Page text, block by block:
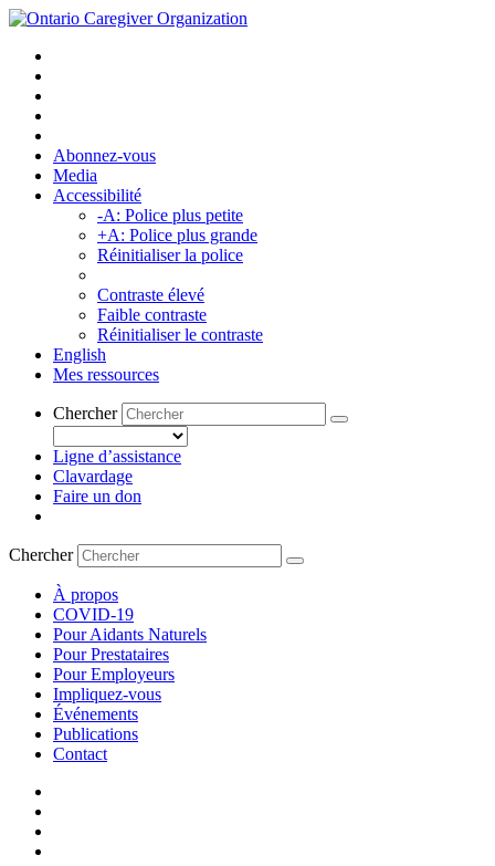
Abonnez-vous
Media
Accessibilité
-A: Police plus petite
+A: Police plus grande
Réinitialiser la police
Contraste élevé
Faible contraste
Réinitialiser le contraste
English
Mes ressources
Chercher
Ligne d’assistance
Clavardage
Faire un don
Chercher
À propos
COVID-19
Pour Aidants Naturels
Pour Prestataires
Pour Employeurs
Impliquez-vous
Événements
Publications
Contact